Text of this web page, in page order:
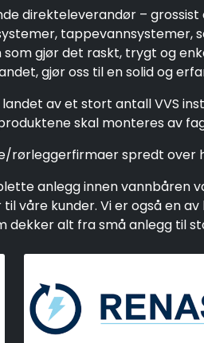
direkteleverandør –
tappevannsystemer,
gjør det raskt, trygt og
gjør oss til en solid og
av et stort antall VVS
skal monteres av
rørleggerfirmaer spredt over
anlegg innen vannbåren
våre kunder. Vi er også en
alt fra små anlegg til